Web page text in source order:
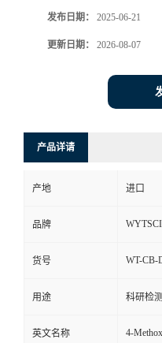
发布日期： 2025-06-21
更新日期： 2026-08-07
产品详请
产地 进口
品牌 WYTSCI
货号 WT-CB-
用途 科研检测
英文名称 4-